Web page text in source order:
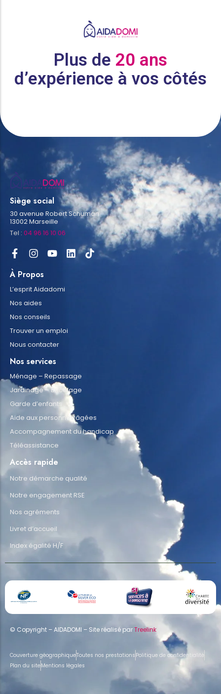
Plus de 20 ans
d’expérience à vos côtés
Siège social
30 avenue Robert Schuman
13002 Marseille
Tel : 04 96 16 10 06
À Propos
L’esprit Aidadomi
Nos aides
Nos conseils
Trouver un emploi
Nous contacter
Nos services
Ménage – Repassage
Jardinage – Bricolage
Garde d’enfants
Aide aux personnes âgées
Accompagnement du handicap
Téléassistance
Accès rapide
Notre démarche qualité
Notre engagement RSE
Nos agréments
Livret d’accueil
Index égalité H/F
© Copyright – AIDADOMI – Site réalisé parTreelink
Couverture géographiqueToutes nos prestations Politique de confidentialité
Plan du siteMentions légales